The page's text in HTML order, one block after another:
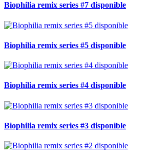
Biophilia remix series #7 disponible
Biophilia remix series #5 disponible
Biophilia remix series #4 disponible
Biophilia remix series #3 disponible